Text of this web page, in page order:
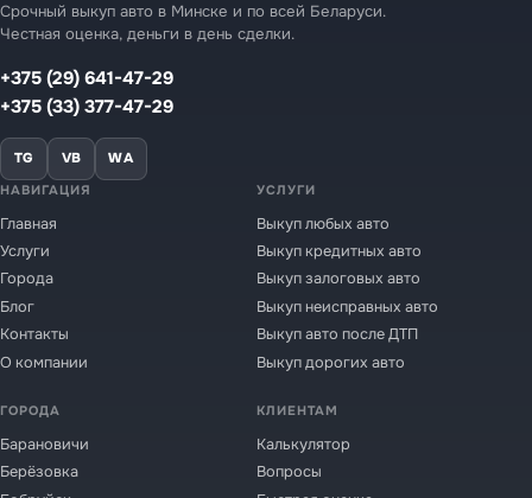
Срочный выкуп авто в Минске и по всей Беларуси.
Честная оценка, деньги в день сделки.
+375 (29) 641-47-29
+375 (33) 377-47-29
TG VB WA
НАВИГАЦИЯ
Главная
Услуги
Города
Блог
Контакты
О компании
УСЛУГИ
Выкуп любых авто
Выкуп кредитных авто
Выкуп залоговых авто
Выкуп неисправных авто
Выкуп авто после ДТП
Выкуп дорогих авто
ГОРОДА
Барановичи
Берёзовка
КЛИЕНТАМ
Калькулятор
Вопросы